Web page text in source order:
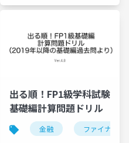
fp1級
出る順！FP1級学科試験
基礎編計算問題ドリル
金融 ファイナンス